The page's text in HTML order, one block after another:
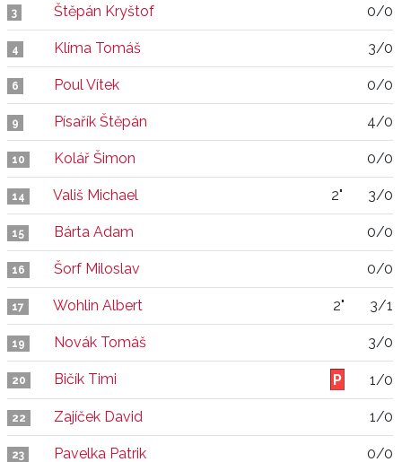
3 Štěpán Kryštof 0/0
4 Klíma Tomáš 3/0
6 Poul Vítek 0/0
9 Písařík Štěpán 4/0
10 Kolář Šimon 0/0
14 Vališ Michael 2" 3/0
15 Bárta Adam 0/0
16 Šorf Miloslav 0/0
17 Wohlin Albert 2" 3/1
19 Novák Tomáš 3/0
20 Bičík Timi 1/0
22 Zajíček David 1/0
23 Pavelka Patrik 0/0